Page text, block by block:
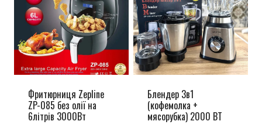
Фритюрниця Zepline
ZP-085 без олії на
6літрів 3000Вт
Блендер 3в1
(кофемолка +
мясорубка) 2000 ВТ